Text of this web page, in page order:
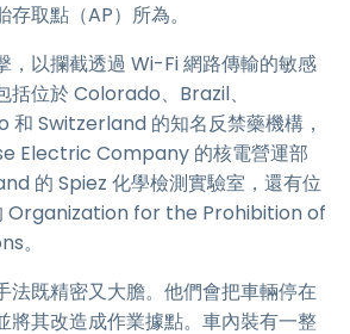
取點（AP）所為。
，以攔截透過 Wi-Fi 網路傳輸的敏感
括位於 Colorado、Brazil、
Switzerland 的知名反禁藥機構，
Electric Company 的核電營運部
的 Spiez 化學檢測實驗室，還有位
Organization for the Prohibition of
。
法既精密又大膽。他們會把車輛停在
將其改造成作業據點。車內裝有一整